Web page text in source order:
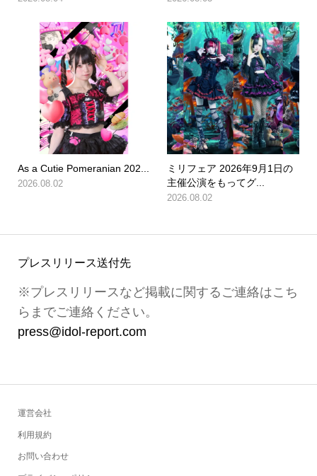
As a Cutie Pomeranian 202...
2026.08.02
ミリフェア 2026年9月1日の
主催公演をもってグ...
2026.08.02
プレスリリース送付先
※プレスリリースなど掲載に関するご連絡はこち
らまでご連絡ください。
press@idol-report.com
運営会社
利用規約
お問い合わせ